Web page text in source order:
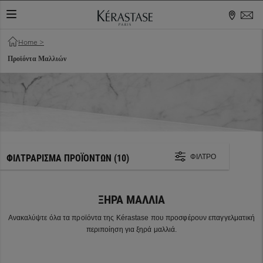
ΕΝΑΛΛΑΓΉ ΠΕΡΙΉΓΗΣΗΣ
Home >
Προϊόντα Μαλλιών
ΦΙΛΤΡΆΡΙΣΜΑ ΠΡΟΪΌΝΤΩΝ (10) ΦΊΛΤΡΟ
ΞΗΡΆ ΜΑΛΛΙΆ
Ανακαλύψτε όλα τα προϊόντα της Kérastase που προσφέρουν επαγγελματική
περιποίηση για ξηρά μαλλιά.